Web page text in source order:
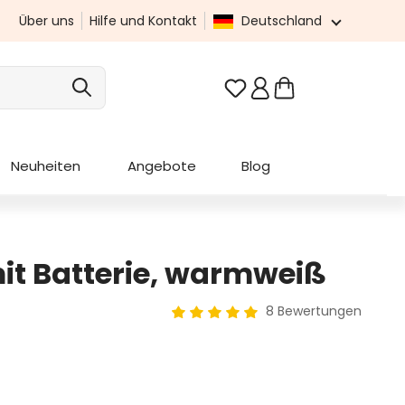
Über uns Hilfe und Kontakt Deutschland
Du hast 0 Produkte
Neuheiten Angebote Blog
Batterie, warmweiß
8 Bewertungen